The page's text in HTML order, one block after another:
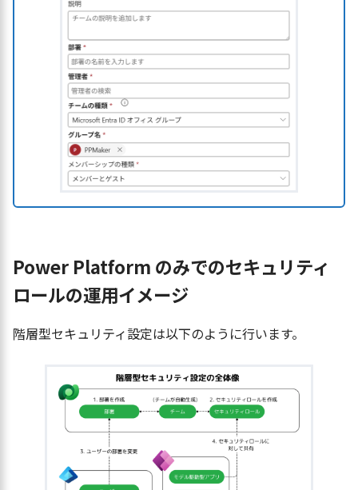
Power Platform のみでのセキュリティ
ロールの運用イメージ
階層型セキュリティ設定は以下のように行います。